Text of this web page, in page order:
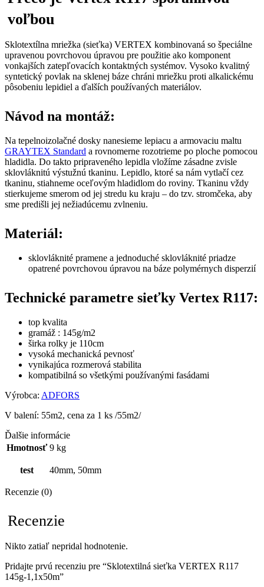
voľbou
Sklotextílna mriežka (sieťka) VERTEX kombinovaná so špeciálne
upravenou povrchovou úpravou pre použitie ako komponent
vonkajších zatepľovacích kontaktných systémov. Vysoko kvalitný
syntetický povlak na sklenej báze chráni mriežku proti alkalickému
pôsobeniu lepidiel a ďalších používaných materiálov.
Návod na montáž:
Na tepelnoizolačné dosky nanesieme lepiacu a armovaciu maltu
GRAYTEX Standard a rovnomerne rozotrieme po ploche pomocou
hladidla. Do takto pripraveného lepidla vložíme zásadne zvisle
sklovláknitú výstužnú tkaninu. Lepidlo, ktoré sa nám vytlačí cez
tkaninu, stiahneme oceľovým hladidlom do roviny. Tkaninu vždy
stierkujeme smerom od jej stredu ku kraju – do tzv. stromčeka, aby
sme predišli jej nežiadúcemu zvlneniu.
Materiál:
sklovláknité pramene a jednoduché sklovláknité priadze
opatrené povrchovou úpravou na báze polymérnych disperzií
Technické parametre sieťky Vertex R117:
top kvalita
gramáž : 145g/m2
širka rolky je 110cm
vysoká mechanická pevnosť
vynikajúca rozmerová stabilita
kompatibilná so všetkými používanými fasádami
Výrobca: ADFORS
V balení: 55m2, cena za 1 ks /55m2/
Ďalšie informácie
Hmotnosť 9 kg
test 40mm, 50mm
Recenzie (0)
Recenzie
Nikto zatiaľ nepridal hodnotenie.
Pridajte prvú recenziu pre “Sklotextilná sieťka VERTEX R117
145g-1,1x50m”